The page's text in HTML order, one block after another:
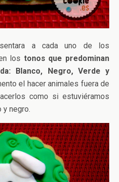
a cada uno de los
los tonos que predominan
Blanco, Negro, Verde y
el hacer animales fuera de
como si estuviéramos
y negro.